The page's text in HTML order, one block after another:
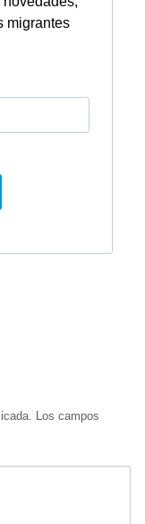
Los campos